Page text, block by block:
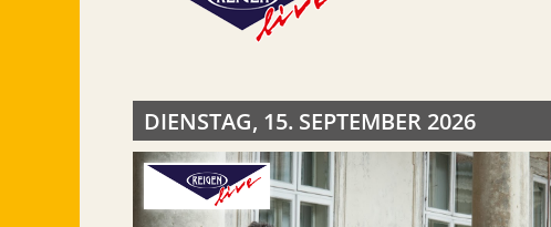
DIENSTAG, 15. SEPTEMBER 2026